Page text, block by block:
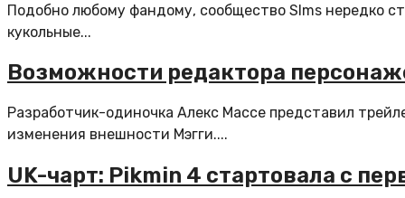
Подобно любому фандому, сообщество SIms нередко
кукольные...
Возможности редактора
Разработчик-одиночка Алекс Массе представил
изменения внешности Мэгги....
UK-чарт: Pikmin 4 стартовала с